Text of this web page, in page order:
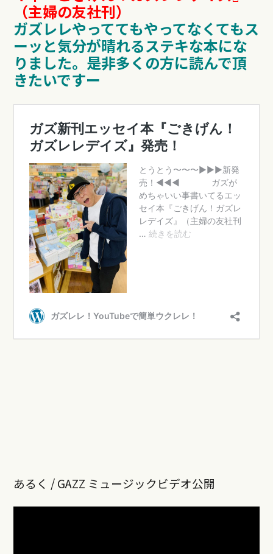
（主婦の友社刊）
ガズレレやっててもやってなくてもス
ーッと気分が晴れるステキな本にな
りました。 是非多くの方に読んで頂
きたいですー
あるく / GAZZ ミュージックビデオ公開